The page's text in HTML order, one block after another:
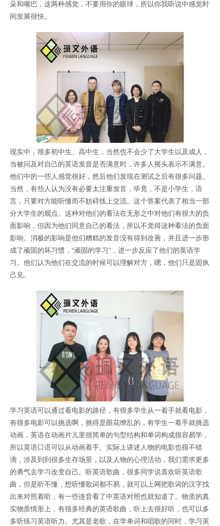
朵和嘴巴，这两种感觉，不要用你的眼球，所以你我听说中感觉时
间发展很快。
现实中，很多初中生、高中生，当然也不会少了大学生以及成人，
当被问及对自己的英语发音是否满意时，许多人摇头表示不满意。
他们中的一些人感觉很好，然后他们发现在测试之后有很多问题。
当然，有些人认为没有必要太注重发音，毕竟，不是小学生，语
言，只要对方能听懂而不妨碍线上交流。这个答案代表了相当一部
分大学生的观点。这种对他们的看法在无形之中对他们有很大的负
面影响，但因为他们同意自己的看法，所以不觉得这种看法的负面
影响。消极的影响是他们糟糕的发音没有得到改善，并且进一步形
成了顽固的坏习惯，“顽固的学习”，进一步反应了他们的英语学
习。他们认为他们在交流的时候可以理解对方，嗯，他们只是固执
己见。
学习英语可以通过看电影的路径，有很多学生从一着手就看电影，
有很多电影可以挑选啊，挑得是眼花缭乱的，有学生一着手就挑选
动画，英语在动画片儿里很简单的句型结构和单词构成很容易学，
所以英语口语可以从动画着手。实际上讲述人物的电影也很不错
滴，涉及到到很多生存场景，以及人物的心理活动，我们需求更多
的勇气去学习改变自己。听英语歌曲，很多同学说喜欢听英语歌
曲，但是听不懂，想听懂歌词都不易，就可以上网把歌词的汉字找
出来对照着听，有一些连音看了中英语对照也就知道了。物质的真
实物质情形上，有很多经典的英语歌曲，听上去很好听，也可以多
多听练习英语听力。尤其是老歌，在学单词和唱歌的同时，学习英